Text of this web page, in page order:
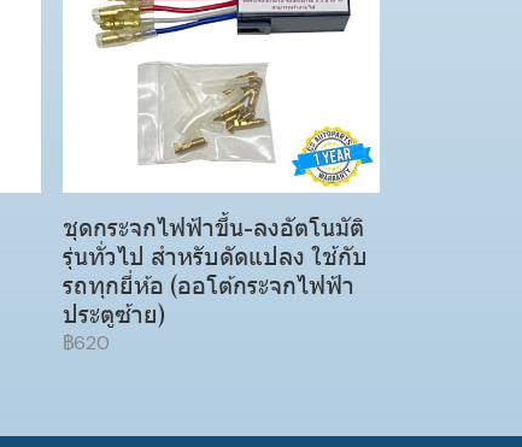
ชุดกระจกไฟฟ้าขึ้น-ลงอัตโนมัติ
รุ่นทั่วไป สำหรับดัดแปลง ใช้กับ
รถทุกยี่ห้อ (ออโต้กระจกไฟฟ้า
ประตูซ้าย)
฿620